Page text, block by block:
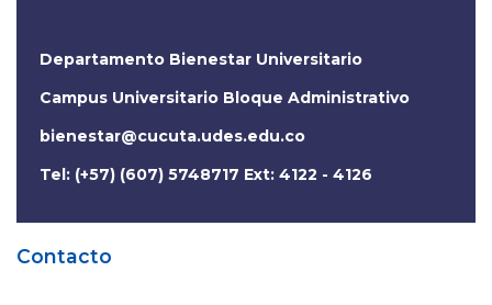
Departamento Bienestar Universitario
Campus Universitario Bloque Administrativo
bienestar@cucuta.udes.edu.co
Tel: (+57) (607) 5748717 Ext: 4122 - 4126
Contacto